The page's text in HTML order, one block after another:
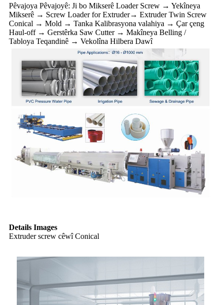
Pêvajoya Pêvajoyê: Ji bo Mikserê Loader Screw → Yekîneya
Mikserê → Screw Loader for Extruder→ Extruder Twin Screw
Conical → Mold → Tanka Kalibrasyona valahiya → Çar çeng
Haul-off → Gerstêrka Saw Cutter → Makîneya Belling /
Tabloya Teqandinê → Vekolîna Hilbera Dawî
Details Images
Extruder screw cêwî Conical